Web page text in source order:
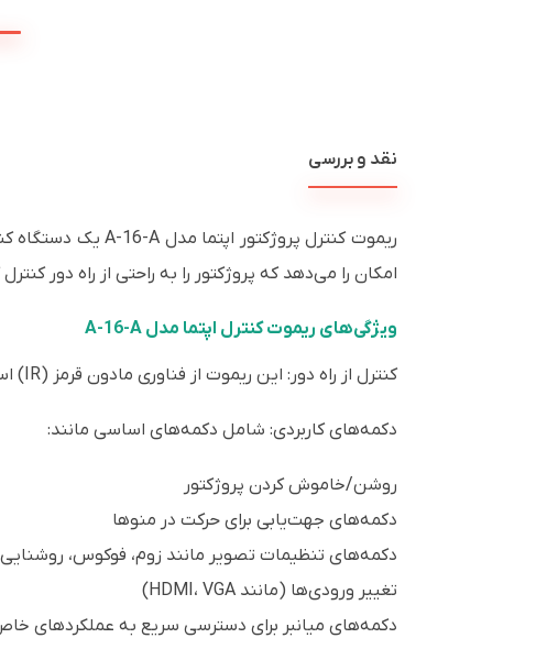
نقد و بررسی
ریموت کنترل پروژکتور اپتما مدل A-16-A یک دستگاه کنترل از راه دور است که برای
امکان را می‌دهد که پروژکتور را به راحتی از راه دور
ویژگی‌های ریموت کنترل اپتما مدل A-16-A
کنترل از راه دور: این ریموت از فناوری مادون قرمز (IR) استفاده می‌کند که امکان کنترل پروژکتور از فاصله‌ای مشخص را فراهم می‌کند.
دکمه‌های کاربردی: شامل دکمه‌های اساسی مانند:
روشن/خاموش کردن پروژکتور
دکمه‌های جهت‌یابی برای حرکت در منوها
دکمه‌های تنظیمات تصویر مانند زوم، فوکوس،
تغییر ورودی‌ها (مانند HDMI، VGA)
دکمه‌های میانبر برای دسترسی سریع به عملکردهای